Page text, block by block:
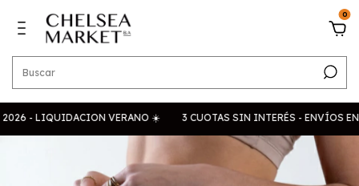
0
VERANO ☀️ 3 CUOTAS SIN INTERÉS - ENVÍOS EN 24HS